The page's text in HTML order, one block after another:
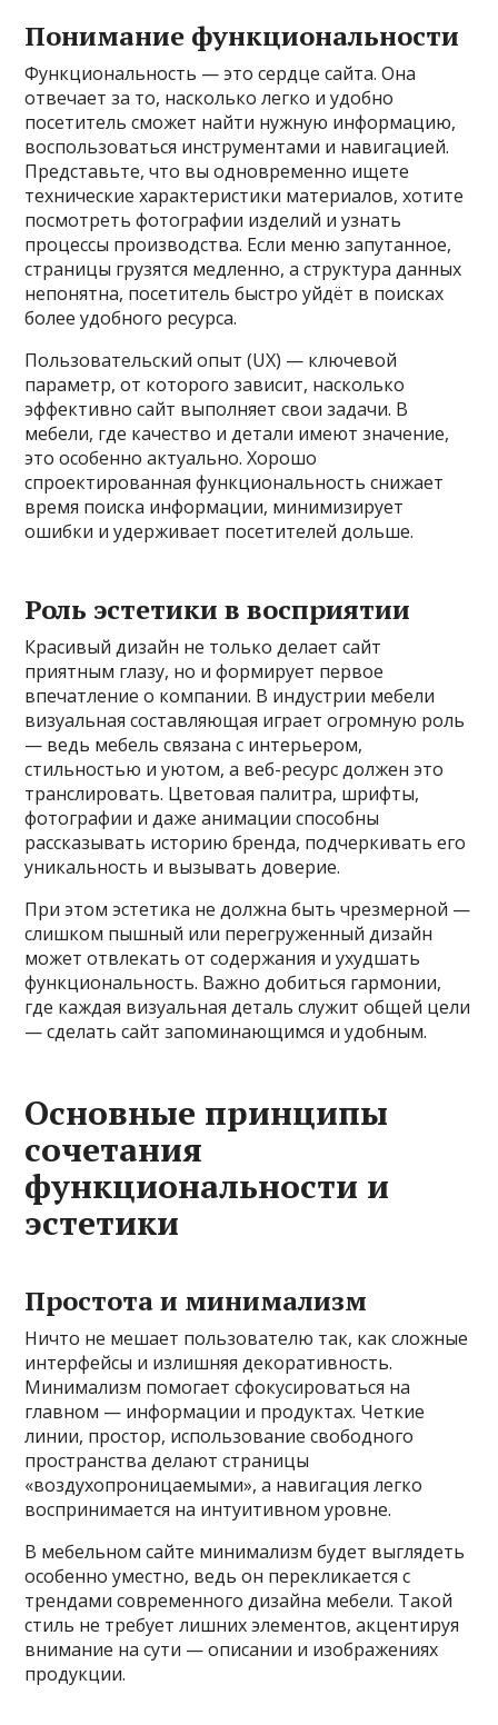
Понимание функциональности
Функциональность — это сердце сайта. Она
отвечает за то, насколько легко и удобно
посетитель сможет найти нужную информацию,
воспользоваться инструментами и навигацией.
Представьте, что вы одновременно ищете
технические характеристики материалов, хотите
посмотреть фотографии изделий и узнать
процессы производства. Если меню запутанное,
страницы грузятся медленно, а структура данных
непонятна, посетитель быстро уйдёт в поисках
более удобного ресурса.
Пользовательский опыт (UX) — ключевой
параметр, от которого зависит, насколько
эффективно сайт выполняет свои задачи. В
мебели, где качество и детали имеют значение,
это особенно актуально. Хорошо
спроектированная функциональность снижает
время поиска информации, минимизирует
ошибки и удерживает посетителей дольше.
Роль эстетики в восприятии
Красивый дизайн не только делает сайт
приятным глазу, но и формирует первое
впечатление о компании. В индустрии мебели
визуальная составляющая играет огромную роль
— ведь мебель связана с интерьером,
стильностью и уютом, а веб-ресурс должен это
транслировать. Цветовая палитра, шрифты,
фотографии и даже анимации способны
рассказывать историю бренда, подчеркивать его
уникальность и вызывать доверие.
При этом эстетика не должна быть чрезмерной —
слишком пышный или перегруженный дизайн
может отвлекать от содержания и ухудшать
функциональность. Важно добиться гармонии,
где каждая визуальная деталь служит общей цели
— сделать сайт запоминающимся и удобным.
Основные принципы
сочетания
функциональности и
эстетики
Простота и минимализм
Ничто не мешает пользователю так, как сложные
интерфейсы и излишняя декоративность.
Минимализм помогает сфокусироваться на
главном — информации и продуктах. Четкие
линии, простор, использование свободного
пространства делают страницы
«воздухопроницаемыми», а навигация легко
воспринимается на интуитивном уровне.
В мебельном сайте минимализм будет выглядеть
особенно уместно, ведь он перекликается с
трендами современного дизайна мебели. Такой
стиль не требует лишних элементов, акцентируя
внимание на сути — описании и изображениях
продукции.